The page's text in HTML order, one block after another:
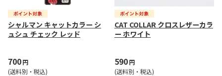
シャルマン キャットカラー シ
ュシュ チェック レッド
700円
(送料別・税込)
CAT COLLAR クロスレザーカラ
ー ホワイト
590円
(送料別・税込)